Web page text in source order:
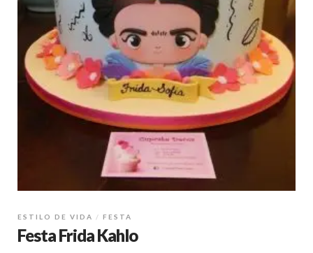
ESTILO DE VIDA FESTA
Festa Frida Kahlo